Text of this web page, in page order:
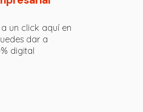
un click aquí en
dar a
digital